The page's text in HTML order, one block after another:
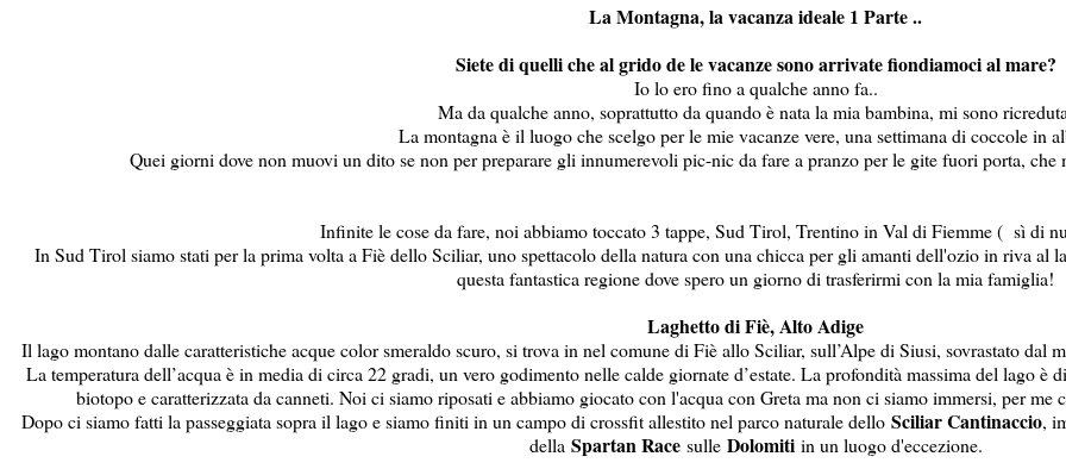
La Montagna, la vacanza ideale 1 Parte ..
Siete di quelli che al grido de le vacanze sono arrivate fiondiamoci al mare?
Io lo ero fino a qualche anno fa..
Ma da qualche anno, soprattutto da quando è nata la mia bambina, mi sono
La montagna è il luogo che scelgo per le mie vacanze vere, una settimana di coccole in
Quei giorni dove non muovi un dito se non per preparare gli innumerevoli pic-nic da fare a pranzo per le gite fuori porta, che
Infinite le cose da fare, noi abbiamo toccato 3 tappe, Sud Tirol, Trentino in Val di Fiemme ( sì di
In Sud Tirol siamo stati per la prima volta a Fiè dello Sciliar, uno spettacolo della natura con una chicca per gli amanti dell'ozio in riva
questa fantastica regione dove spero un giorno di trasferirmi con la mia famiglia!
Laghetto di Fiè, Alto Adige
Il lago montano dalle caratteristiche acque color smeraldo scuro, si trova in nel comune di Fiè allo Sciliar, sull’Alpe di Siusi, sovrastato dal
La temperatura dell’acqua è in media di circa 22 gradi, un vero godimento nelle calde giornate d’estate. La profondità massima del lago
biotopo e caratterizzata da canneti. Noi ci siamo riposati e abbiamo giocato con l'acqua con Greta ma non ci siamo immersi, per
Dopo ci siamo fatti la passeggiata sopra il lago e siamo finiti in un campo di crossfit allestito nel parco naturale delloSciliar Cantinaccio,
della Spartan Racesulle Dolomiti in un luogo d'eccezione.